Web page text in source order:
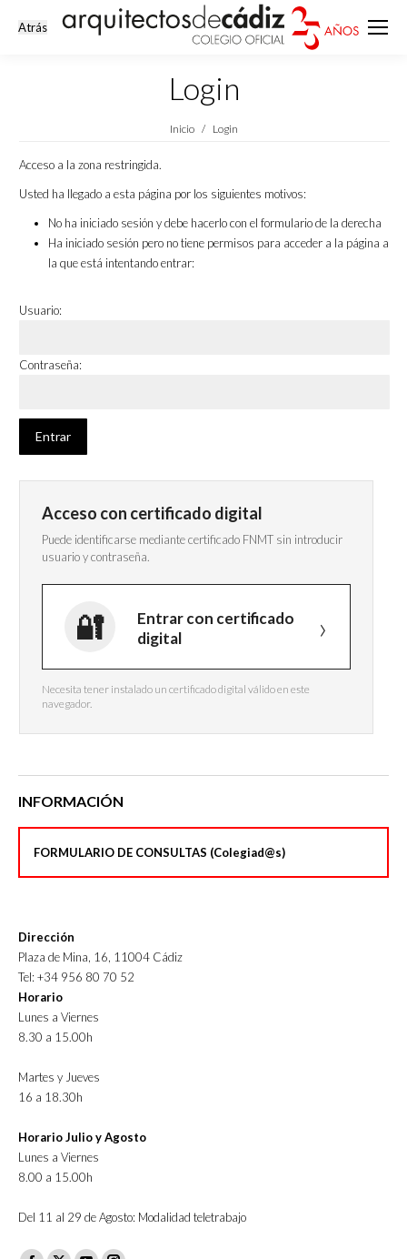
Login
Estás aquí:
Inicio Login
Acceso a la zona restringida.
Usted ha llegado a esta página por los siguientes motivos:
No ha iniciado sesión y debe hacerlo con el formulario de la derecha
Ha iniciado sesión pero no tiene permisos para acceder a la página a
la que está intentando entrar:
Usuario:
Contraseña:
Acceso con certificado digital
Puede identificarse mediante certificado FNMT sin introducir
usuario y contraseña.
Entrar con certificado
digital
Necesita tener instalado un certificado digital válido en este
navegador.
INFORMACIÓN
FORMULARIO DE CONSULTAS (Colegiad@s)
Dirección
Plaza de Mina, 16, 11004 Cádiz
Tel: +34 956 80 70 52
Horario
Lunes a Viernes
8.30 a 15.00h
Martes y Jueves
16 a 18.30h
Horario Julio y Agosto
Lunes a Viernes
8.00 a 15.00h
Del 11 al 29 de Agosto: Modalidad teletrabajo